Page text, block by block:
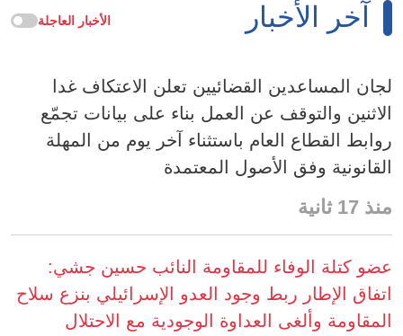
آخر الأخبار الأخبار العاجلة
لجان المساعدين القضائيين تعلن الاعتكاف غدا
الاثنين والتوقف عن العمل بناء على بيانات تجمّع
روابط القطاع العام باستثناء آخر يوم من المهلة
القانونية وفق الأصول المعتمدة
منذ 17 ثانية
عضو كتلة الوفاء للمقاومة النائب حسين جشي:
اتفاق الإطار ربط وجود العدو الإسرائيلي بنزع سلاح
المقاومة وألغى العداوة الوجودية مع الاحتلال